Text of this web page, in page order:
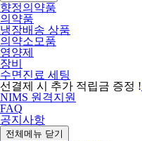
향정의약품
의약품
냉장배송 상품
의약소모품
영양제
장비
수면진료 세팅
선결제 시 추가 적립금 증정 !
NIMS 원격지원
FAQ
공지사항
전체메뉴 닫기